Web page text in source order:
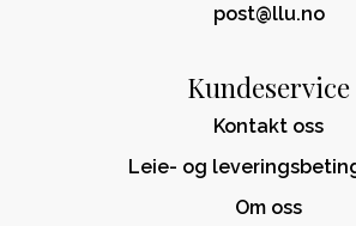
post@llu.no
Kundeservice
Kontakt oss
Leie- og
Om oss